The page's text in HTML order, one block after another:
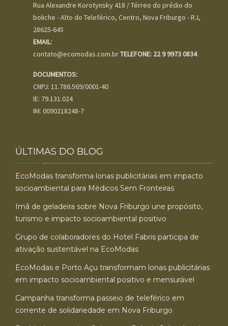
Rua Alexandre Korotynsky 418 / Térreo do prédio do
boliche - Alto do Teleférico, Centro, Nova Friburgo - RJ,
28625-645
EMAIL:
contato@ecomodas.com.brTELEFONE: 22 9 9973 0834
DOCUMENTOS:
CNPJ: 11.786.569/0001-40
IE: 79.131.024
IM: 0090218248-7
ÚLTIMAS DO BLOG
EcoModas transforma lonas publicitárias em impacto
socioambiental para Médicos Sem Fronteiras
Imã de geladeira sobre Nova Friburgo une propósito,
turismo e impacto socioambiental positivo
Grupo de colaboradores do Hotel Fabris participa de
ativação sustentável na EcoModas
EcoModas e Porto Açu transformam lonas publicitárias
em impacto socioambiental positivo e mensurável
Campanha transforma passeio de teleférico em
corrente de solidariedade em Nova Friburgo